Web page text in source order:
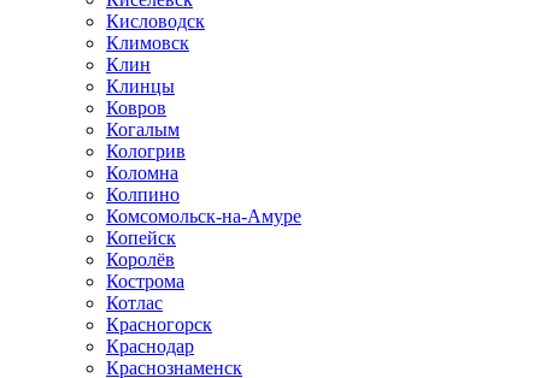
Кисловодск
Климовск
Клин
Клинцы
Ковров
Когалым
Кологрив
Коломна
Колпино
Комсомольск-на-Амуре
Копейск
Королёв
Кострома
Котлас
Красногорск
Краснодар
Краснознаменск